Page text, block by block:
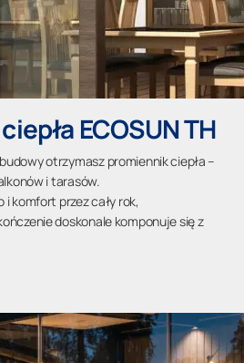
ECOSUN TH
otrzymasz promiennik ciepła –
i tarasów.
komfort przez cały rok,
doskonale komponuje się z